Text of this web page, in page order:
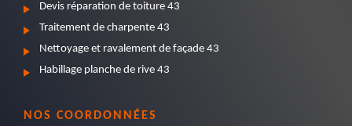
Devis réparation de toiture 43
Traitement de charpente 43
Nettoyage et ravalement de façade 43
Habillage planche de rive 43
NOS COORDONNÉES